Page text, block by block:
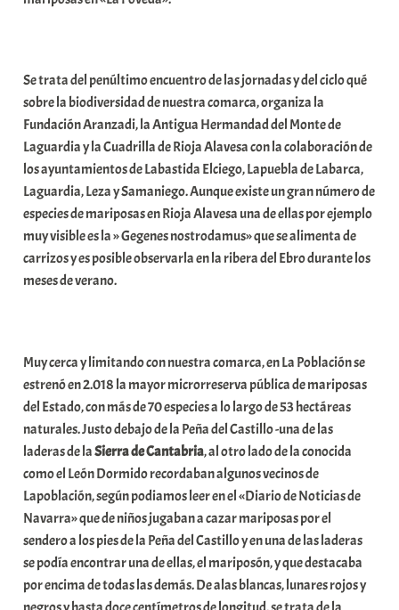
a
u
t
e
Se trata del penúltimo encuentro de las jornadas y del ciclo qué
sobre la biodiversidad de nuestra comarca, organiza la
Fundación Aranzadi, la Antigua Hermandad del Monte de
Laguardia y la Cuadrilla de Rioja Alavesa con la colaboración de
los ayuntamientos de Labastida Elciego, Lapuebla de Labarca,
Laguardia, Leza y Samaniego. Aunque existe un gran número de
especies de mariposas en Rioja Alavesa una de ellas por ejemplo
muy visible es la » Gegenes nostrodamus» que se alimenta de
carrizos y es posible observarla en la ribera del Ebro durante los
meses de verano.
Muy cerca y limitando con nuestra comarca, en La Población se
estrenó en 2.018 la mayor microrreserva pública de mariposas
del Estado, con más de 70 especies a lo largo de 53 hectáreas
naturales. Justo debajo de la Peña del Castillo -una de las
laderas de laSierra de Cantabria, al otro lado de la conocida
como el León Dormido recordaban algunos vecinos de
Lapoblación, según podiamos leer en el «Diario de Noticias de
Navarra» que de niños jugaban a cazar mariposas por el
sendero a los pies de la Peña del Castillo y en una de las laderas
se podía encontrar una de ellas, el mariposón, y que destacaba
por encima de todas las demás. De alas blancas, lunares rojos y